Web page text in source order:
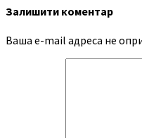
Залишити коментар
Ваша e-mail адреса не